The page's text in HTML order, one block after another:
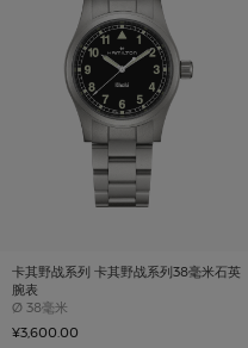
卡其野战系列 卡其野战系列38毫米石英
腕表
Ø Case size
38毫米
¥3,600.00